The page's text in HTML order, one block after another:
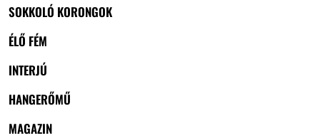
SOKKOLÓ KORONGOK
ÉLŐ FÉM
INTERJÚ
HANGERŐMŰ
MAGAZIN